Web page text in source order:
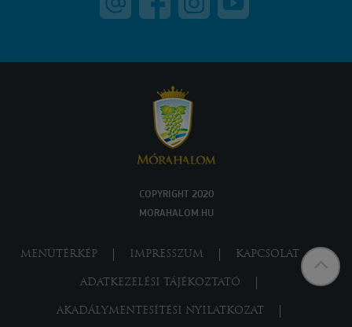
COPYRIGHT 2020
MORAHALOM.HU
MENÜTÉRKÉP IMPRESSZUM KAPCSOLAT
ADATKEZELÉSI TÁJÉKOZTATÓ
AKADÁLYMENTESÍTÉSI NYILATKOZAT